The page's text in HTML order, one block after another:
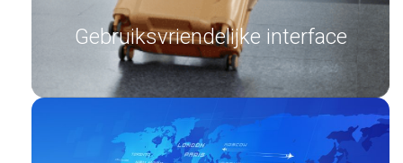
Gebruiksvriendelijke interface